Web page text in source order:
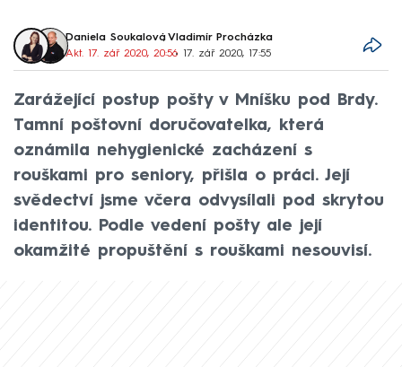
Daniela Soukalová, Vladimír Procházka
Akt. 17. zář 2020, 20:56• 17. zář 2020, 17:55
Zarážející postup pošty v Mníšku pod Brdy.
Tamní poštovní doručovatelka, která
oznámila nehygienické zacházení s
rouškami pro seniory, přišla o práci. Její
svědectví jsme včera odvysílali pod skrytou
identitou. Podle vedení pošty ale její
okamžité propuštění s rouškami nesouvisí.